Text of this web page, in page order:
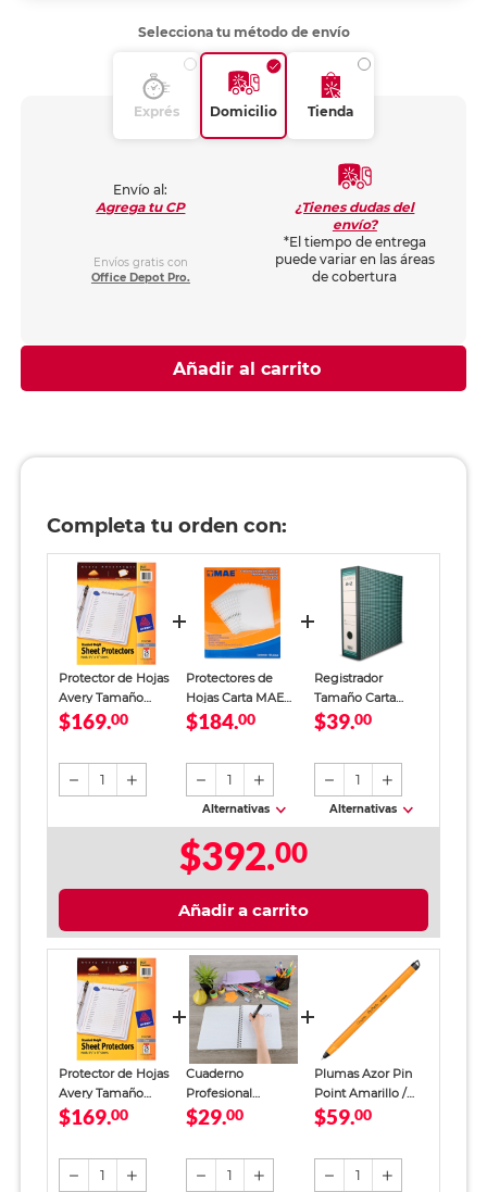
Selecciona tu método de envío
Exprés Domicilio Tienda
Envío al:
Agrega tu CP
Envíos gratis con
Office Depot Pro.
¿Tienes dudas del
envío?
*El tiempo de entrega
puede variar en las áreas
de cobertura
Añadir al carrito
Completa tu orden con:
Protector de Hojas
Avery Tamaño
Carta Uso Pesado
$169.00
1
Protectores de
Hojas Carta MAE
Transparente 100
$184.00
1
Alternativas
Registrador
Tamaño Carta
Office Depot
$39.00
1
Alternativas
$392.00
Añadir a carrito
Protector de Hojas
Avery Tamaño
Carta Uso Pesado
$169.00
1
Cuaderno
Profesional
SkyBook Go Plus
$29.00
1
Plumas Azor Pin
Point Amarillo /
Punto fino / Tinta
$59.00
1